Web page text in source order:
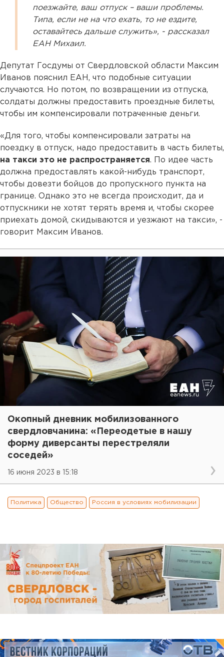
поезжайте, ваш отпуск – ваши проблемы.
Типа, если не на что ехать, то не ездите,
оставайтесь дальше служить», - рассказал
ЕАН Михаил.
Депутат Госдумы от Свердловской области Максим
Иванов пояснил ЕАН, что подобные ситуации
случаются. Но потом, по возвращении из отпуска,
солдаты должны предоставить проездные билеты,
чтобы им компенсировали потраченные деньги.
«Для того, чтобы компенсировали затраты на
поездку в отпуск, надо предоставить в часть билеты,
на такси это не распространяется. По идее часть
должна предоставлять какой-нибудь транспорт,
чтобы довезти бойцов до пропускного пункта на
границе. Однако это не всегда происходит, да и
отпускники не хотят терять время и, чтобы скорее
приехать домой, скидываются и уезжают на такси», -
говорит Максим Иванов.
Окопный дневник мобилизованного
свердловчанина: «Переодетые в нашу
форму диверсанты перестреляли
соседей»
16 июня 2023 в 15:18
Политика Общество Россия в условиях мобилизации